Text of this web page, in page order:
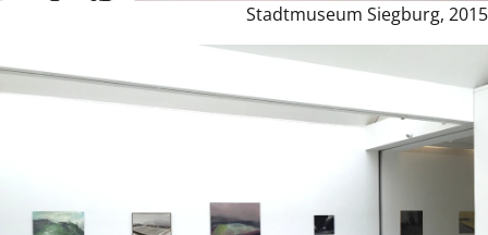
Stadtmuseum Siegburg, 2015